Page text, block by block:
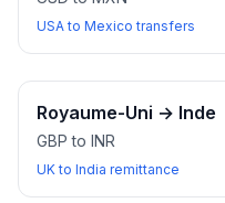
USA to Mexico transfers
Royaume-Uni → Inde
GBP to INR
UK to India remittance